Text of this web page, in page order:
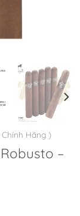
Hãng )
–